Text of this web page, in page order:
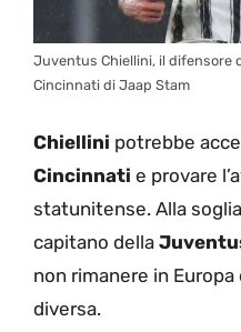
Juventus Chiellini, il difensore
Cincinnati di Jaap Stam
Chiellini potrebbe
Cincinnati e provare
statunitense. Alla
capitano della
non rimanere in Europa
diversa.